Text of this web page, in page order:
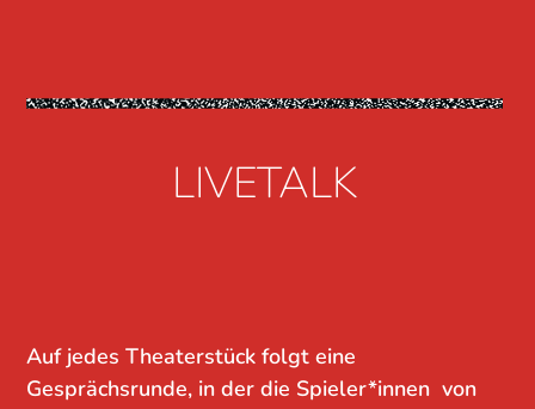
LIVETALK
Auf jedes Theaterstück folgt eine
Gesprächsrunde, in der die Spieler*innen von